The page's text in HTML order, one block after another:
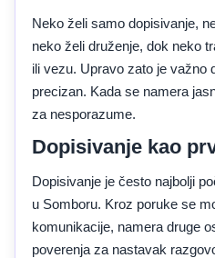
Neko želi samo dopisivanje,
neko želi druženje, dok neko
ili vezu. Upravo zato je važno
precizan. Kada se namera
za nesporazume.
Dopisivanje kao
Dopisivanje je često najbolji
u Somboru. Kroz poruke se
komunikacije, namera druge
poverenja za nastavak